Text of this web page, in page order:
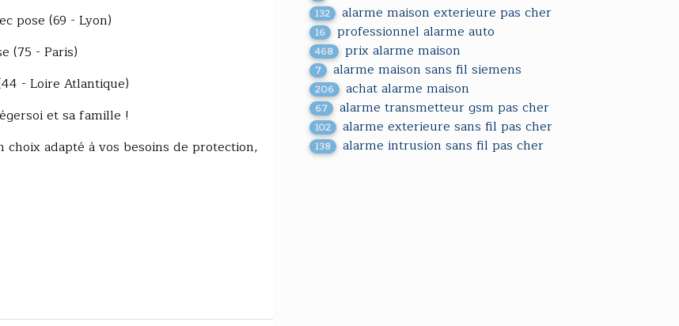
pose (69 - Lyon)
(75 - Paris)
- Loire Atlantique)
et sa famille !
adapté à vos besoins de protection,
132 alarme maison exterieure pas cher
16 professionnel alarme auto
468 prix alarme maison
7 alarme maison sans fil siemens
206 achat alarme maison
67 alarme transmetteur gsm pas cher
102 alarme exterieure sans fil pas cher
138 alarme intrusion sans fil pas cher